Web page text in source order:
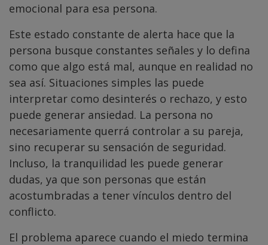
emocional para esa persona.
Este estado constante de alerta hace que la
persona busque constantes señales y lo defina
como que algo está mal, aunque en realidad no
sea así. Situaciones simples las puede
interpretar como desinterés o rechazo, y esto
puede generar ansiedad. La persona no
necesariamente querrá controlar a su pareja,
sino recuperar su sensación de seguridad.
Incluso, la tranquilidad les puede generar
dudas, ya que son personas que están
acostumbradas a tener vínculos dentro del
conflicto.
El problema aparece cuando el miedo termina